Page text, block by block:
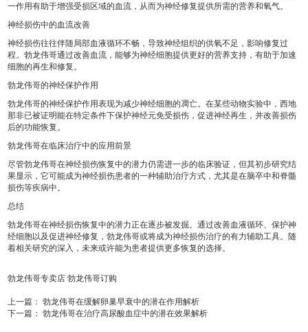
一作用有助于增强受损区域的血流，从而为神经修复提供所需的营养和氧气。
神经损伤中的血流改善
神经损伤往往伴随局部血液循环不畅，导致神经组织的供氧不足，影响修复过
程。勃龙伟哥通过改善血流，能够为神经细胞提供更好的营养支持，有助于加速
细胞的再生和修复。
勃龙伟哥的神经保护作用
勃龙伟哥的神经保护作用表现为减少神经细胞的凋亡。在某些动物实验中，西地
那非已被证明能在特定条件下保护神经元免受损伤，促进神经再生，并改善损伤
后的功能恢复。
勃龙伟哥在临床治疗中的应用前景
尽管勃龙伟哥在神经损伤恢复中的潜力仍需进一步的临床验证，但其初步研究结
果显示，它可能成为神经损伤患者的一种辅助治疗方式，尤其是在脑卒中和脊髓
损伤等疾病中。
总结
勃龙伟哥在神经损伤恢复中的潜力正在逐步被发掘。通过改善血液循环、保护神
经细胞以及促进神经修复，勃龙伟哥或将成为神经损伤治疗的有力辅助工具。随
着相关研究的深入，未来或许能为患者提供更多恢复的选择。
勃龙伟哥专卖店 勃龙伟哥订购
上一篇：勃龙伟哥在缓解卵巢早衰中的潜在作用解析
下一篇：勃龙伟哥在治疗高尿酸血症中的潜在效果解析